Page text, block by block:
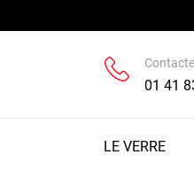
01 41
LE VERRE